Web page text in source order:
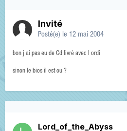
Invité
Posté(e) le 12 mai 2004
bon j ai pas eu de Cd livré avec l ordi
sinon le bios il est ou ?
Lord_of_the_Abyss